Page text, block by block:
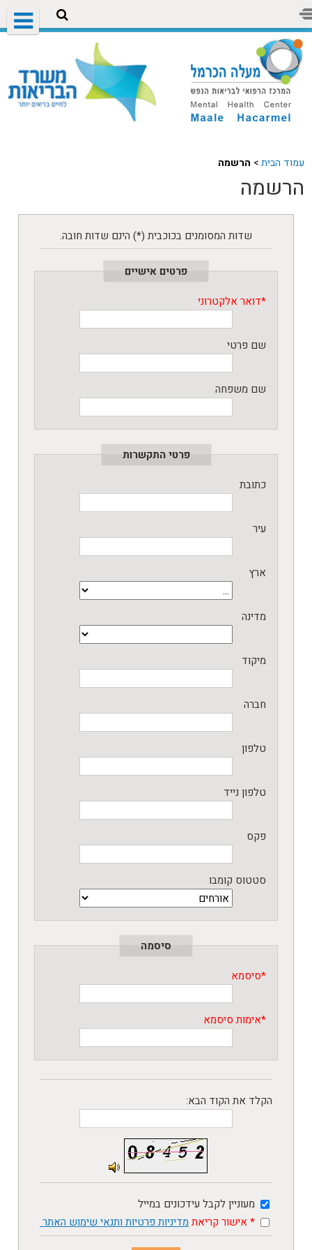
עמוד הבית> הרשמה
הרשמה
שדות המסומנים בכוכבית (*) הינם שדות חובה.
פרטים אישיים
*דואר אלקטרוני
שם פרטי
שם משפחה
פרטי התקשרות
כתובת
עיר
ארץ
מדינה
מיקוד
חברה
טלפון
טלפון נייד
פקס
סטטוס קומבו
סיסמה
*סיסמא
*אימות סיסמא
הקלד את הקוד הבא:
מעוניין לקבל עידכונים במייל
* אישור קריאת מדיניות פרטיות ותנאי שימוש האתר